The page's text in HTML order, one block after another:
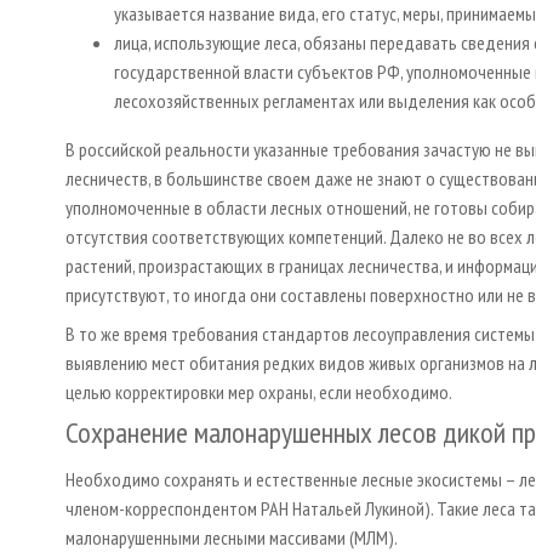
указывается название вида, его статус, меры,
лица, использующие леса, обязаны передавать
государственной власти субъектов РФ,
лесохозяйственных регламентах или выделения как
В российской реальности указанные требования зачастую не
лесничеств, в большинстве своем даже не знают о
уполномоченные в области лесных отношений, не готовы
отсутствия соответствующих компетенций. Далеко не во
растений, произрастающих в границах лесничества, и
присутствуют, то иногда они составлены поверхностно или не
В то же время требования стандартов лесоуправления
выявлению мест обитания редких видов живых организмов на
целью корректировки мер охраны, если необходимо.
Сохранение малонарушенных лесов дикой
Необходимо сохранять и естественные лесные экосистемы –
членом-корреспондентом РАН Натальей Лукиной). Такие
малонарушенными лесными массивами (МЛМ).